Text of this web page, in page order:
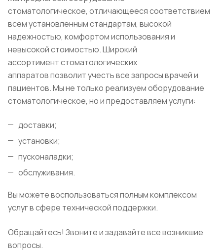
стоматологическое, отличающееся соответствием
всем установленным стандартам, высокой
надежностью, комфортом использования и
невысокой стоимостью. Широкий
ассортимент стоматологических
аппаратов позволит учесть все запросы врачей и
пациентов. Мы не только реализуем оборудование
стоматологическое, но и предоставляем услуги:
доставки;
установки;
пусконаладки;
обслуживания.
Вы можете воспользоваться полным комплексом
услуг в сфере технической поддержки.
Обращайтесь! Звоните и задавайте все возникшие
вопросы.